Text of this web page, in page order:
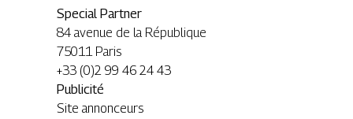
Special Partner
84 avenue de la République
75011 Paris
+33 (0)2 99 46 24 43
Publicité
Site annonceurs